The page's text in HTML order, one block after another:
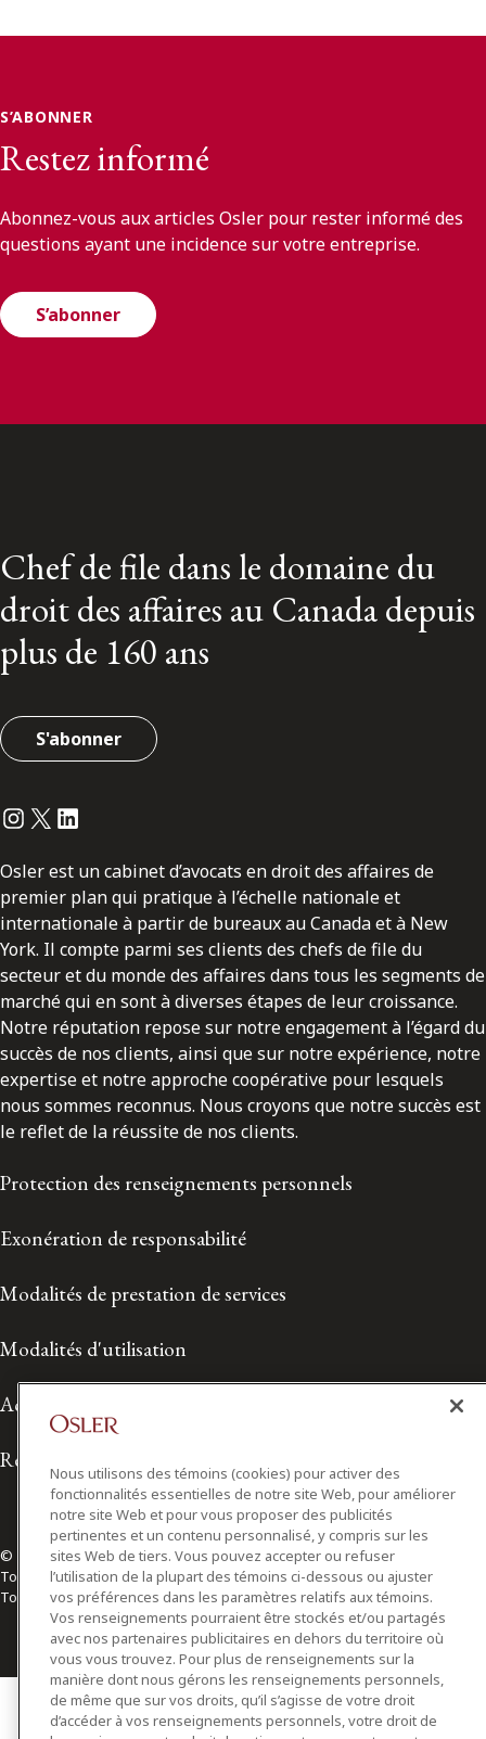
S’ABONNER
Restez informé
Abonnez-vous aux articles Osler pour rester informé des
questions ayant une incidence sur votre entreprise.
S’abonner
Chef de file dans le domaine du
droit des affaires au Canada depuis
plus de 160 ans
S'abonner
Instagram
Twitter
LinkedIn
Osler est un cabinet d’avocats en droit des affaires de
premier plan qui pratique à l’échelle nationale et
internationale à partir de bureaux au Canada et à New
York. Il compte parmi ses clients des chefs de file du
secteur et du monde des affaires dans tous les segments de
marché qui en sont à diverses étapes de leur croissance.
Notre réputation repose sur notre engagement à l’égard du
succès de nos clients, ainsi que sur notre expérience, notre
expertise et notre approche coopérative pour lesquels
nous sommes reconnus. Nous croyons que notre succès est
le reflet de la réussite de nos clients.
Protection des renseignements personnels
Exonération de responsabilité
Modalités de prestation de services
Modalités d'utilisation
Accessibilité
Relations avec les médias
© 2026 Osler, Hoskin & Harcourt S.E.N.C.R.L./s.r.l.
Tous droits réservés
Toronto | Montréal | Calgary | Vancouver | Ottawa | New York
Nous utilisons des témoins (cookies) pour activer des
fonctionnalités essentielles de notre site Web, pour améliorer
notre site Web et pour vous proposer des publicités
pertinentes et un contenu personnalisé, y compris sur les
sites Web de tiers. Vous pouvez accepter ou refuser
l’utilisation de la plupart des témoins ci-dessous ou ajuster
vos préférences dans les paramètres relatifs aux témoins.
Vos renseignements pourraient être stockés et/ou partagés
avec nos partenaires publicitaires en dehors du territoire où
vous vous trouvez. Pour plus de renseignements sur la
manière dont nous gérons les renseignements personnels,
de même que sur vos droits, qu’il s’agisse de votre droit
d’accéder à vos renseignements personnels, votre droit de